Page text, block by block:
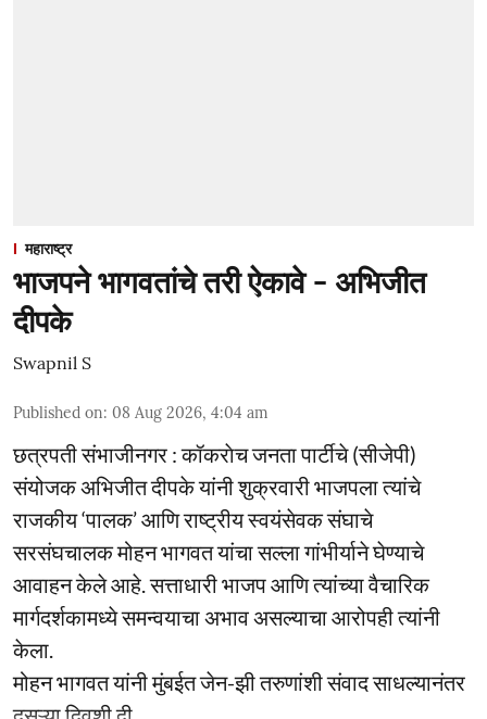
महाराष्ट्र
भाजपने भागवतांचे तरी ऐकावे - अभिजीत
दीपके
Swapnil S
Published on: 08 Aug 2026, 4:04 am
छत्रपती संभाजीनगर : कॉकराेच जनता पार्टीचे (सीजेपी)
संयोजक अभिजीत दीपके यांनी शुक्रवारी भाजपला त्यांचे
राजकीय ‘पालक’ आणि राष्ट्रीय स्वयंसेवक संघाचे
सरसंघचालक मोहन भागवत यांचा सल्ला गांभीर्याने घेण्याचे
आवाहन केले आहे. सत्ताधारी भाजप आणि त्यांच्या वैचारिक
मार्गदर्शकामध्ये समन्वयाचा अभाव असल्याचा आरोपही त्यांनी
केला.
मोहन भागवत यांनी मुंबईत जेन-झी तरुणांशी संवाद साधल्यानंतर